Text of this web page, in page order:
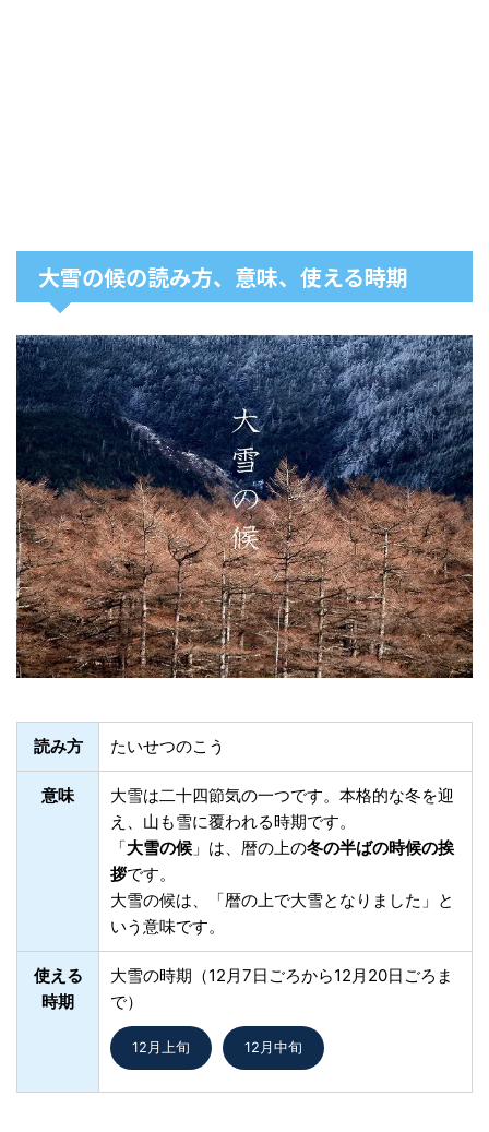
大雪の候の読み方、意味、使える時期
読み方 たいせつのこう
意味
大雪は二十四節気の一つです。本格的な冬を迎
え、山も雪に覆われる時期です。
「大雪の候 」は、暦の上の冬の半ばの時候の挨
拶です。
大雪の候は、「暦の上で大雪となりました」と
いう意味です。
使える
時期
大雪の時期（12月7日ごろから12月20日ごろま
で）
12月上旬 12月中旬